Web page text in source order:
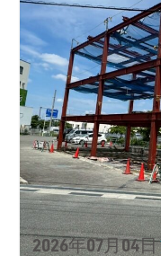
2026年07月04日